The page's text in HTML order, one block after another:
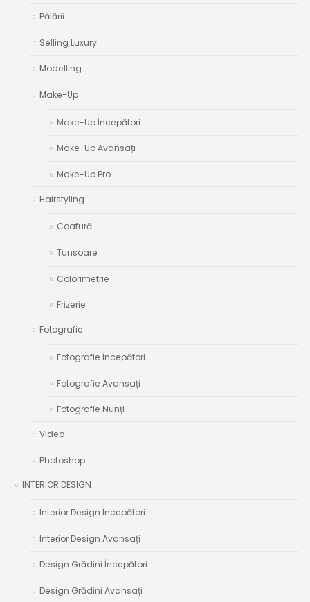
Pălării
Selling Luxury
Modelling
Make-Up
Make-Up Începători
Make-Up Avansați
Make-Up Pro
Hairstyling
Coafură
Tunsoare
Colorimetrie
Frizerie
Fotografie
Fotografie Începători
Fotografie Avansați
Fotografie Nunți
Video
Photoshop
INTERIOR DESIGN
Interior Design Începători
Interior Design Avansați
Design Grădini Începători
Design Grădini Avansați